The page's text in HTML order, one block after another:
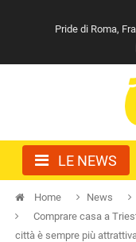
Pride di Roma,
LE NEWS
Home News
Comprare casa a
città è sempre più